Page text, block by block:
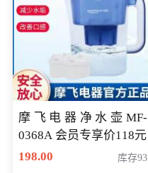
摩飞电器净水壶MF-
0368A 会员专享价118元
198.00
库存93